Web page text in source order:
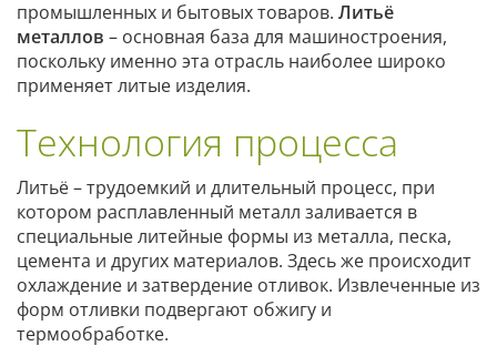
промышленных и бытовых товаров. Литьё
металлов – основная база для машиностроения,
поскольку именно эта отрасль наиболее широко
применяет литые изделия.
Технология процесса
Литьё – трудоемкий и длительный процесс, при
котором расплавленный металл заливается в
специальные литейные формы из металла, песка,
цемента и других материалов. Здесь же происходит
охлаждение и затвердение отливок. Извлеченные из
форм отливки подвергают обжигу и
термообработке.